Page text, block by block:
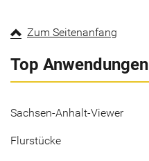
Zum Seitenanfang
Top Anwendungen
Sachsen-Anhalt-Viewer
Flurstücke